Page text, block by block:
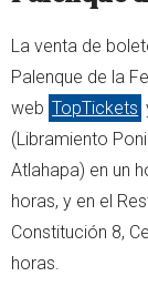
La venta de
Palenque de la
web TopTickets
(Libramiento
Atlahapa) en un
horas, y en el
Constitución 8,
horas.